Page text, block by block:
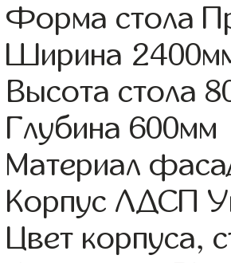
Форма стола
Ширина
Высота стола
Глубина 600мм
Материал
Корпус ЛДСП
Цвет корпуса,